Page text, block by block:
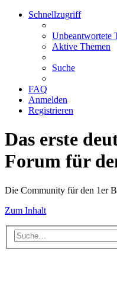
Schnellzugriff
Unbeantwortete
Aktive Themen
Suche
FAQ
Anmelden
Registrieren
Das erste
Forum für
Die Community für den 1er
Zum Inhalt